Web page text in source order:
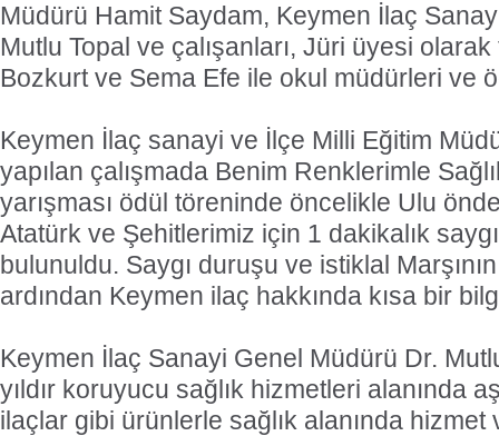
Müdürü Hamit Saydam, Keymen İlaç
Mutlu Topal ve çalışanları, Jüri üyesi
Bozkurt ve Sema Efe ile okul müdürleri ve
Keymen İlaç sanayi ve İlçe Milli Eğitim
yapılan çalışmada Benim Renklerimle
yarışması ödül töreninde öncelikle Ulu
Atatürk ve Şehitlerimiz için 1 dakikalık
bulunuldu. Saygı duruşu ve istiklal
ardından Keymen ilaç hakkında kısa bir
Keymen İlaç Sanayi Genel Müdürü Dr.
yıldır koruyucu sağlık hizmetleri alanında
ilaçlar gibi ürünlerle sağlık alanında hizmet